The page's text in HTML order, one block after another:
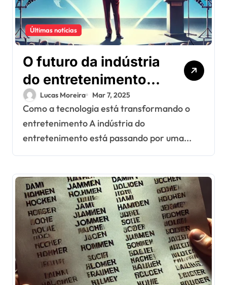
Últimas notícias
O futuro da indústria
do entretenimento:
tendências e
inovações
Lucas Moreira Mar 7, 2025
Como a tecnologia está transformando o
entretenimento A indústria do
entretenimento está passando por uma...